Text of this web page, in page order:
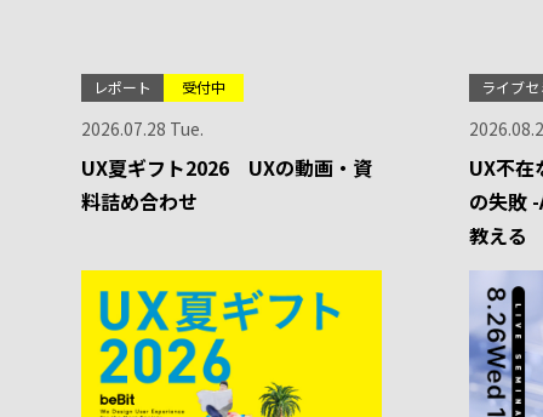
レポート 受付中
2026.07.28 Tue.
UX夏ギフト2026 UXの動画・資
料詰め合わせ
ライブ
UX不在
の失敗
教える